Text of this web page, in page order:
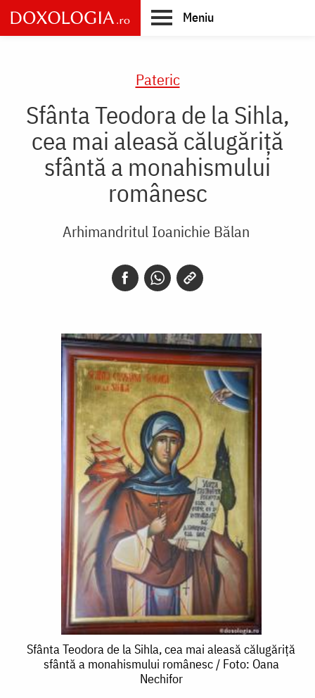
Skip
to
main
Meniu
Pateric
Sfânta Teodora de la Sihla,
cea mai aleasă călugăriță
sfântă a monahismului
românesc
Arhimandritul Ioanichie Bălan
Sfânta
Teodora
Sfânta Teodora de la Sihla, cea mai aleasă călugăriță
sfântă a monahismului românesc / Foto: Oana
Nechifor